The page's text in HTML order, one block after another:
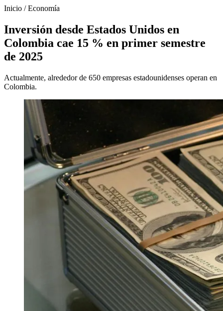
Inicio /Economía
Inversión desde Estados Unidos en
Colombia cae 15 % en primer semestre
de 2025
Actualmente, alrededor de 650 empresas estadounidenses operan en
Colombia.